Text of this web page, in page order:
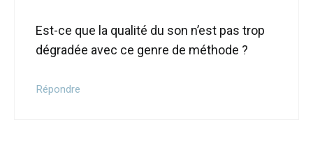
Est-ce que la qualité du son n’est pas trop
dégradée avec ce genre de méthode ?
Répondre